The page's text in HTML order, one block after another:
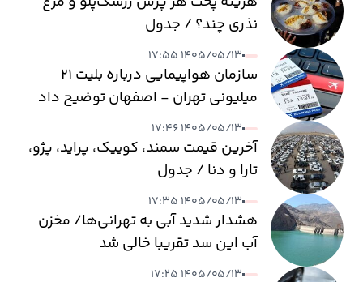
نذری چند؟ / جدول
۱۴۰۵/۰۵/۱۳ ۱۷:۵۵
سازمان هواپیمایی درباره بلیت ۲۱
میلیونی تهران - اصفهان توضیح داد
۱۴۰۵/۰۵/۱۳ ۱۷:۴۶
آخرین قیمت سمند، کوییک، پراید، پژو،
تارا و دنا / جدول
۱۴۰۵/۰۵/۱۳ ۱۷:۳۵
هشدار شدید آبی به تهرانی‌ها/ مخزن
آب این سد تقریبا خالی شد
۱۴۰۵/۰۵/۱۳ ۱۷:۲۵